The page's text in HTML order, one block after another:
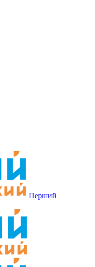
Перший